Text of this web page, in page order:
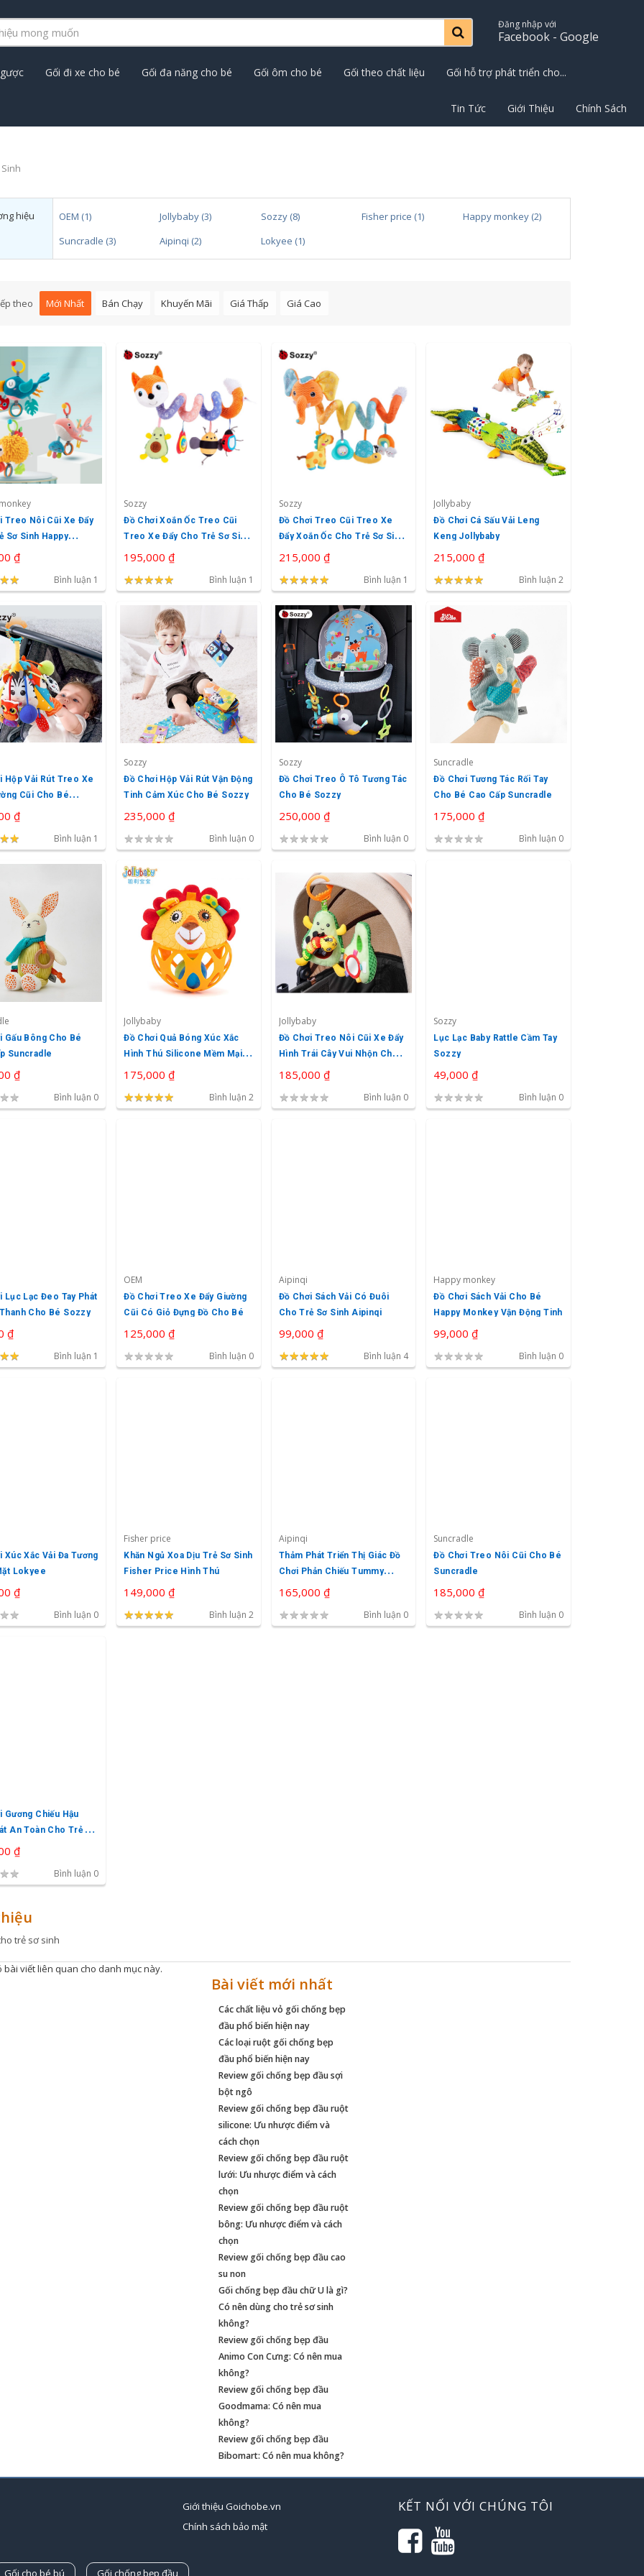
Đăng nhập với
Facebook - Google
Gối đi xe cho bé Gối đa năng cho bé Gối ôm cho bé Gối theo chất liệu Gối hỗ trợ phát triển cho...
Tin Tức Giới Thiệu Chính Sách
hiệu OEM (1) Jollybaby (3) Sozzy (8) Fisher price (1)
Happy monkey (2)
Suncradle (3)
Aipinqi (2) Lokyee (1)
theo Mới Nhất Bán Chạy Khuyến Mãi Giá Thấp Giá Cao
Treo Nôi Cũi Xe Đẩy
Sơ Sinh Happy
₫
★★
★★ Bình luận 1
Sozzy
Đồ Chơi Xoắn Ốc Treo Cũi
Treo Xe Đẩy Cho Trẻ Sơ Sinh
Sozzy
195,000 ₫
★★★★★
★★★★★ Bình luận 1
Sozzy
Đồ Chơi Treo Cũi Treo Xe
Đẩy Xoắn Ốc Cho Trẻ Sơ Sinh
Sozzy
215,000 ₫
★★★★★
★★★★★ Bình luận 1
Jollybaby
Đồ Chơi Cá Sấu Vải Leng
Keng Jollybaby
215,000 ₫
★★★★★
★★★★★ Bình luận 2
Hộp Vải Rút Treo Xe
Cũi Cho Bé
₫
★★
★★ Bình luận 1
Sozzy
Đồ Chơi Hộp Vải Rút Vận Động
Tinh Cảm Xúc Cho Bé Sozzy
235,000 ₫
★★★★★ Bình luận 0
Sozzy
Đồ Chơi Treo Ô Tô Tương Tác
Cho Bé Sozzy
250,000 ₫
★★★★★ Bình luận 0
Suncradle
Đồ Chơi Tương Tác Rối Tay
Cho Bé Cao Cấp Suncradle
175,000 ₫
★★★★★ Bình luận 0
Gấu Bông Cho Bé
Suncradle
₫
★★ Bình luận 0
Jollybaby
Đồ Chơi Quả Bóng Xúc Xắc
Hình Thú Silicone Mềm Mại
Jollybaby
175,000 ₫
★★★★★
★★★★★ Bình luận 2
Jollybaby
Đồ Chơi Treo Nôi Cũi Xe Đẩy
Hình Trái Cây Vui Nhộn Cho
Bé Jollybaby
185,000 ₫
★★★★★ Bình luận 0
Sozzy
Lục Lạc Baby Rattle Cầm Tay
Sozzy
49,000 ₫
★★★★★ Bình luận 0
Lục Lạc Đeo Tay Phát
Cho Bé Sozzy
₫
★★
★★ Bình luận 1
OEM
Đồ Chơi Treo Xe Đẩy Giường
Cũi Có Giỏ Đựng Đồ Cho Bé
125,000 ₫
★★★★★ Bình luận 0
Aipinqi
Đồ Chơi Sách Vải Có Đuôi
Cho Trẻ Sơ Sinh Aipinqi
99,000 ₫
★★★★★
★★★★★ Bình luận 4
Happy monkey
Đồ Chơi Sách Vải Cho Bé
Happy Monkey Vận Động Tinh
99,000 ₫
★★★★★ Bình luận 0
Xúc Xắc Vải Đa Tương
Lokyee
₫
★★ Bình luận 0
Fisher price
Khăn Ngủ Xoa Dịu Trẻ Sơ Sinh
Fisher Price Hình Thú
149,000 ₫
★★★★★
★★★★★ Bình luận 2
Aipinqi
Thảm Phát Triển Thị Giác Đồ
Chơi Phản Chiếu Tummy
Time Cho Bé Aipinqi
165,000 ₫
★★★★★ Bình luận 0
Suncradle
Đồ Chơi Treo Nôi Cũi Cho Bé
Suncradle
185,000 ₫
★★★★★ Bình luận 0
Gương Chiếu Hậu
An Toàn Cho Trẻ Sơ
₫
★★ Bình luận 0
trẻ sơ sinh
bài viết liên quan cho danh mục này.
Bài viết mới nhất
Các chất liệu vỏ gối chống bẹp
đầu phổ biến hiện nay
Các loại ruột gối chống bẹp
đầu phổ biến hiện nay
Review gối chống bẹp đầu sợi
bột ngô
Review gối chống bẹp đầu ruột
silicone: Ưu nhược điểm và
cách chọn
Review gối chống bẹp đầu ruột
lưới: Ưu nhược điểm và cách
chọn
Review gối chống bẹp đầu ruột
bông: Ưu nhược điểm và cách
chọn
Review gối chống bẹp đầu cao
su non
Gối chống bẹp đầu chữ U là gì?
Có nên dùng cho trẻ sơ sinh
không?
Review gối chống bẹp đầu
Animo Con Cưng: Có nên mua
không?
Review gối chống bẹp đầu
Goodmama: Có nên mua
không?
Review gối chống bẹp đầu
Bibomart: Có nên mua không?
Giới thiệu Goichobe.vn
Chính sách bảo mật
KẾT NỐI VỚI CHÚNG TÔI